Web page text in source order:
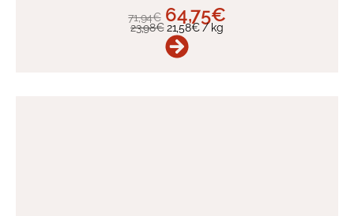
71,94€ 64,75€
23,98€ 21,58€/ kg